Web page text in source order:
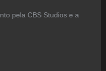
pela CBS Studios e a